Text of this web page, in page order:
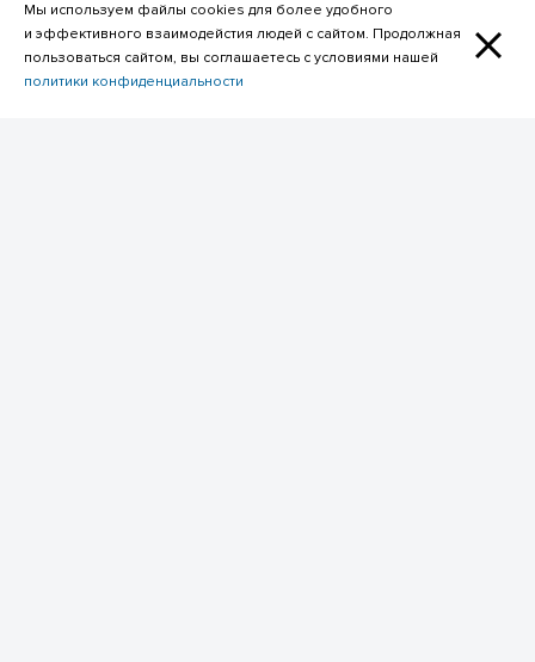
Мы используем файлы cookies для более удобного
и эффективного взаимодейстия людей с сайтом. Продолжная
пользоваться сайтом, вы соглашаетесь с условиями нашей
политики конфиденциальности